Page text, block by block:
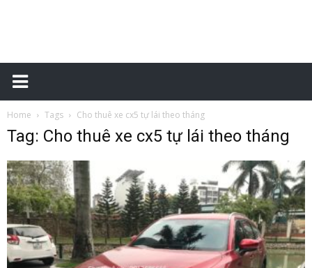
Xe
lái
–
Home Tags Cho thuê xe cx5 tự lái theo tháng
Tag: Cho thuê xe cx5 tự lái theo tháng